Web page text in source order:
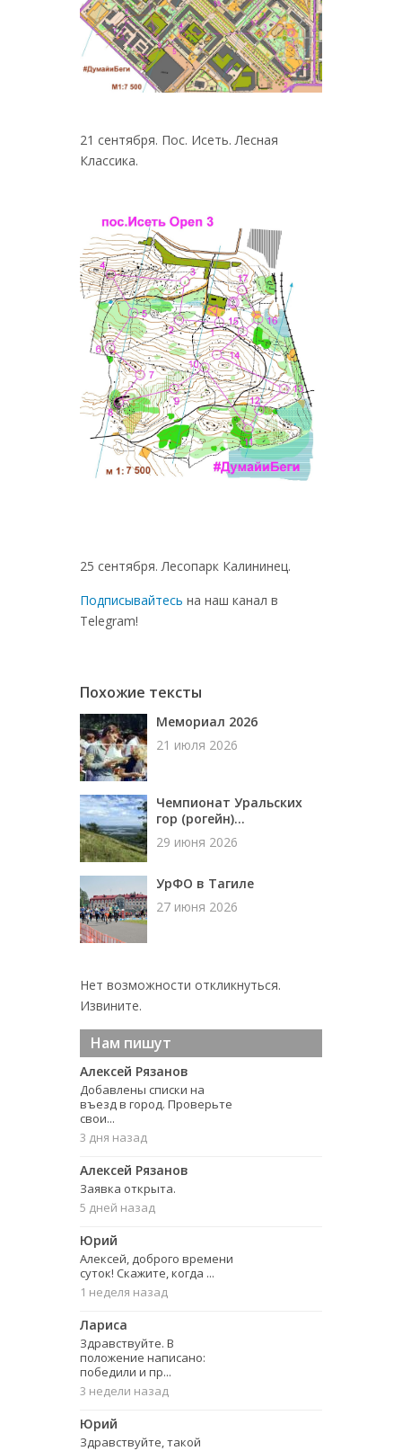
21 сентября. Пос. Исеть. Лесная
Классика.
25 сентября. Лесопарк Калининец.
Подписывайтесь на наш канал в
Telegram!
Похожие тексты
Мемориал 2026
21 июля 2026
Чемпионат Уральских
гор (рогейн)...
29 июня 2026
УрФО в Тагиле
27 июня 2026
Нет возможности откликнуться.
Извините.
Нам пишут
Алексей Рязанов
Добавлены списки на
въезд в город. Проверьте
свои...
3 дня назад
Алексей Рязанов
Заявка открыта.
5 дней назад
Юрий
Алексей, доброго времени
суток! Скажите, когда ...
1 неделя назад
Лариса
Здравствуйте. В
положение написано:
победили и пр...
3 недели назад
Юрий
Здравствуйте, такой